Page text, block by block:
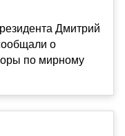
Дмитрий
о
по мирному